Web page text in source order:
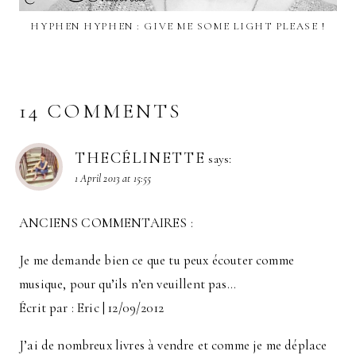
HYPHEN HYPHEN : GIVE ME SOME LIGHT PLEASE !
14 COMMENTS
THECÉLINETTE says:
1 April 2013 at 15:55
ANCIENS COMMENTAIRES :
Je me demande bien ce que tu peux écouter comme
musique, pour qu’ils n’en veuillent pas…
Écrit par : Eric | 12/09/2012
J’ai de nombreux livres à vendre et comme je me déplace